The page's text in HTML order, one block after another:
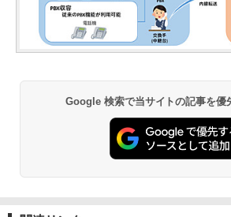
Google 検索で当サイトの記事を優